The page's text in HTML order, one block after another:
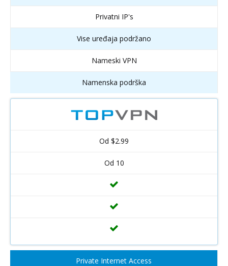
Privatni IP's
Vise uređaja podržano
Nameski VPN
Namenska podrška
Od $2.99
Od 10
Private Internet Access